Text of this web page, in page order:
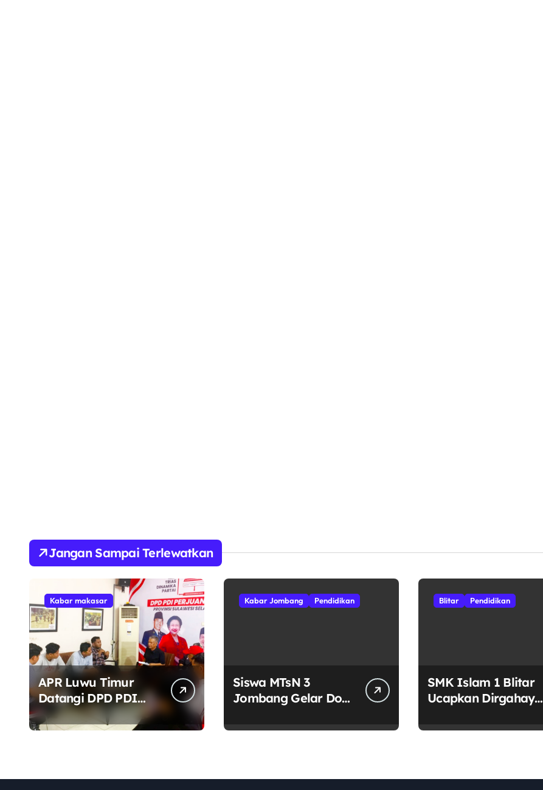
Jangan Sampai Terlewatkan
Kabar makasar
APR Luwu Timur
Datangi DPD PDI
Perjuangan Sulsel,
Desak Evaluasi
Kabar Jombang Pendidikan
Siswa MTsN 3
Jombang Gelar Doa
Muktamar ke-35 NU
Blitar Pendidikan
SMK Islam 1 Blitar
Ucapkan Dirgahayu
Tinggi Semangat